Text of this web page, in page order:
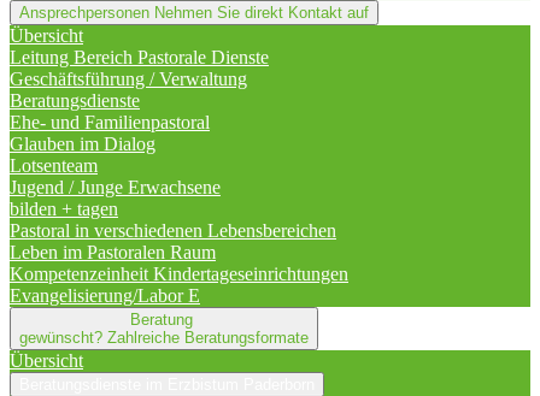
Ansprechpersonen Nehmen Sie direkt Kontakt auf
Übersicht
Leitung Bereich Pastorale Dienste
Geschäftsführung / Verwaltung
Beratungsdienste
Ehe- und Familienpastoral
Glauben im Dialog
Lotsenteam
Jugend / Junge Erwachsene
bilden + tagen
Pastoral in verschiedenen Lebensbereichen
Leben im Pastoralen Raum
Kompetenzeinheit Kindertageseinrichtungen
Evangelisierung/Labor E
Beratung
gewünscht? Zahlreiche Beratungsformate
Übersicht